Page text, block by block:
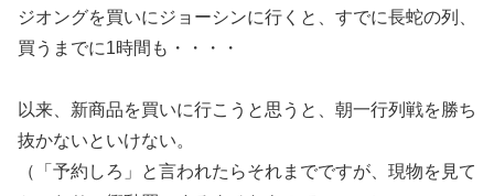
ジオングを買いにジョーシンに行くと、すでに長蛇の列、
買うまでに1時間も・・・・
以来、新商品を買いに行こうと思うと、朝一行列戦を勝ち
抜かないといけない。
（「予約しろ」と言われたらそれまでですが、現物を見て